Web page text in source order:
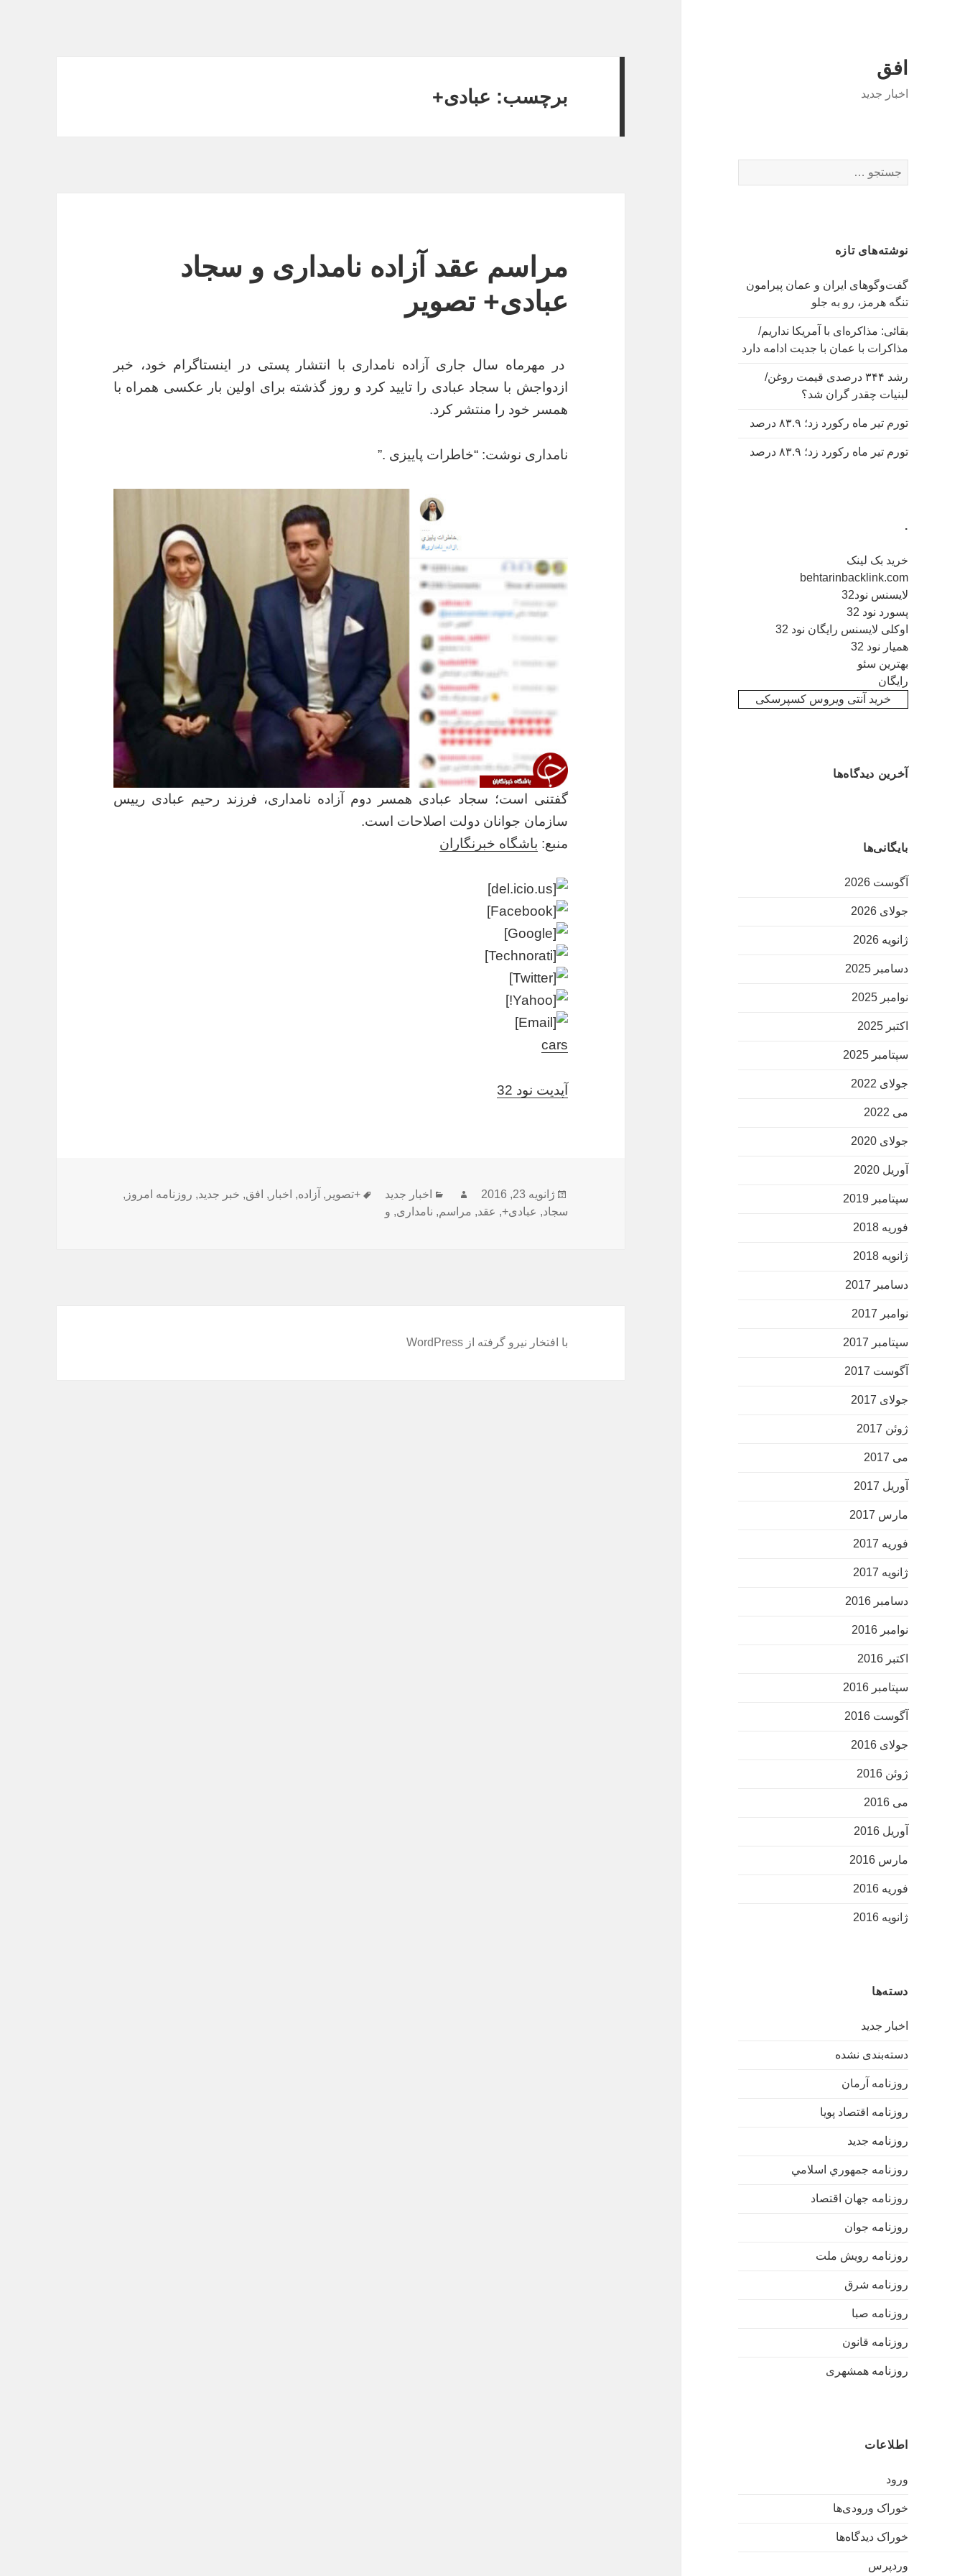
افق
اخبار جدید
برای:
نوشته‌های تازه
گفت‌وگوهای ایران و عمان پیرامون
تنگه هرمز، رو به جلو
بقائی: مذاکره‌ای با آمریکا نداریم/
مذاکرات با عمان با جدیت ادامه دارد
رشد ۳۴۴ درصدی قیمت روغن/
لبنیات چقدر گران شد؟
تورم تیر ماه رکورد زد؛ ۸۳.۹ درصد
تورم تیر ماه رکورد زد؛ ۸۳.۹ درصد
.
خرید بک لینک
behtarinbacklink.com
لایسنس نود32
پسورد نود 32
اوکلی لایسنس رایگان نود 32
همیار نود 32
بهترین سئو
رایگان
خرید آنتی ویروس کسپرسکی
آخرین دیدگاه‌ها
بایگانی‌ها
آگوست 2026
جولای 2026
ژانویه 2026
دسامبر 2025
نوامبر 2025
اکتبر 2025
سپتامبر 2025
جولای 2022
می 2022
جولای 2020
آوریل 2020
سپتامبر 2019
فوریه 2018
ژانویه 2018
دسامبر 2017
نوامبر 2017
سپتامبر 2017
آگوست 2017
جولای 2017
ژوئن 2017
می 2017
آوریل 2017
مارس 2017
فوریه 2017
ژانویه 2017
دسامبر 2016
نوامبر 2016
اکتبر 2016
سپتامبر 2016
آگوست 2016
جولای 2016
ژوئن 2016
می 2016
آوریل 2016
مارس 2016
فوریه 2016
ژانویه 2016
دسته‌ها
اخبار جدید
دسته‌بندی نشده
روزنامه آرمان
روزنامه اقتصاد پویا
روزنامه جدید
روزنامه جمهوري اسلامي
روزنامه جهان اقتصاد
روزنامه جوان
روزنامه رویش ملت
روزنامه شرق
روزنامه صبا
روزنامه قانون
روزنامه همشهری
اطلاعات
ورود
خوراک ورودی‌ها
خوراک دیدگاه‌ها
وردپرس
برچسب: عبادی+
مراسم عقد آزاده نامداری و سجاد
عبادی+ تصویر
در مهرماه سال جاری آزاده نامداری با انتشار پستی در اینستاگرام خود، خبر
ازدواجش با سجاد عبادی را تایید کرد و روز گذشته برای اولین بار عکسی همراه با
همسر خود را منتشر کرد.
نامداری نوشت: “خاطرات پاییزی .”
گفتنی است؛ سجاد عبادی همسر دوم آزاده نامداری، فرزند رحیم عبادی رییس
سازمان جوانان دولت اصلاحات است.
منبع: باشگاه خبرنگاران
cars
آپدیت نود 32
ارسال
شده
ژانویه 23, 2016 نویسندهدسته‌ها
اخبار جدید برچسب‌ها
+تصویر , آزاده, اخبار , افق, خبر جدید, روزنامه امروز ,
سجاد, عبادی+, عقد, مراسم, نامداری, و
با افتخار نیرو گرفته از WordPress